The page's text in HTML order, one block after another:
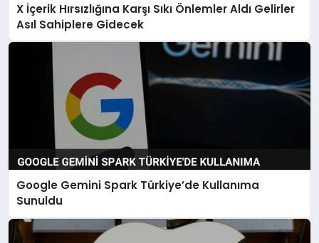
X İçerik Hırsızlığına Karşı Sıkı Önlemler Aldı Gelirler
Asıl Sahiplere Gidecek
Google Gemini Spark Türkiye’de Kullanıma
Sunuldu